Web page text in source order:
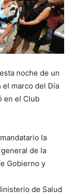
noche de un
marco del Día
en el Club
la
de la
Gobierno y
de Salud